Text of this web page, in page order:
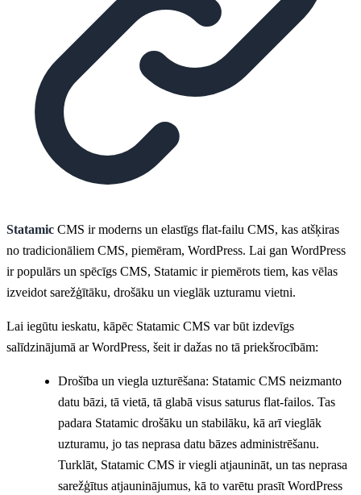
Statamic CMS ir moderns un elastīgs flat-failu CMS, kas atšķiras
no tradicionāliem CMS, piemēram, WordPress. Lai gan WordPress
ir populārs un spēcīgs CMS, Statamic ir piemērots tiem, kas vēlas
izveidot sarežģītāku, drošāku un vieglāk uzturamu vietni.
Lai iegūtu ieskatu, kāpēc Statamic CMS var būt izdevīgs
salīdzinājumā ar WordPress, šeit ir dažas no tā priekšrocībām:
Drošība un viegla uzturēšana: Statamic CMS neizmanto
datu bāzi, tā vietā, tā glabā visus saturus flat-failos. Tas
padara Statamic drošāku un stabilāku, kā arī vieglāk
uzturamu, jo tas neprasa datu bāzes administrēšanu.
Turklāt, Statamic CMS ir viegli atjaunināt, un tas neprasa
sarežģītus atjauninājumus, kā to varētu prasīt WordPress